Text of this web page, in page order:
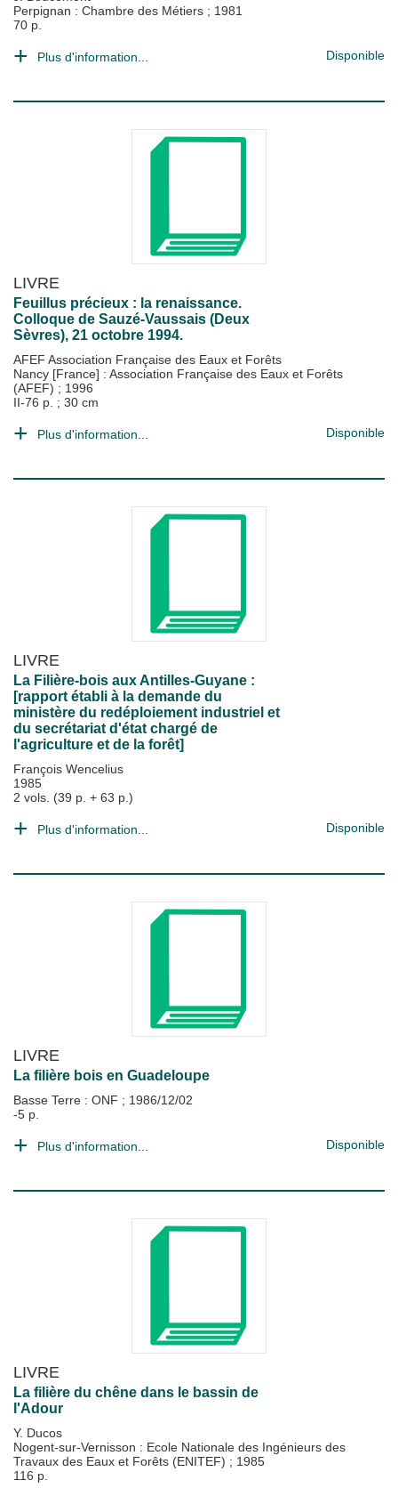
Perpignan : Chambre des Métiers ; 1981
70 p.
Plus d'information... Disponible
LIVRE
Feuillus précieux : la renaissance.
Colloque de Sauzé-Vaussais (Deux
Sèvres), 21 octobre 1994.
AFEF Association Française des Eaux et Forêts
Nancy [France] : Association Française des Eaux et Forêts
(AFEF) ; 1996
II-76 p. ; 30 cm
Plus d'information... Disponible
LIVRE
La Filière-bois aux Antilles-Guyane :
[rapport établi à la demande du
ministère du redéploiement industriel et
du secrétariat d'état chargé de
l'agriculture et de la forêt]
François Wencelius
1985
2 vols. (39 p. + 63 p.)
Plus d'information... Disponible
LIVRE
La filière bois en Guadeloupe
Basse Terre : ONF ; 1986/12/02
-5 p.
Plus d'information... Disponible
LIVRE
La filière du chêne dans le bassin de
l'Adour
Y. Ducos
Nogent-sur-Vernisson : Ecole Nationale des Ingénieurs des
Travaux des Eaux et Forêts (ENITEF) ; 1985
116 p.